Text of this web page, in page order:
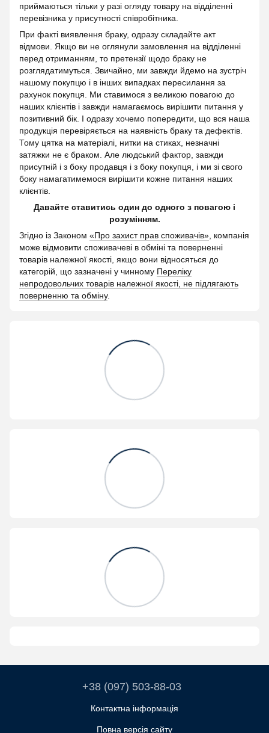
приймаються тільки у разі огляду товару на відділенні
перевізника у присутності співробітника.
При факті виявлення браку, одразу складайте акт
відмови. Якщо ви не оглянули замовлення на відділенні
перед отриманням, то претензії щодо браку не
розглядатимуться. Звичайно, ми завжди йдемо на зустріч
нашому покупцю і в інших випадках пересилання за
рахунок покупця. Ми ставимося з великою повагою до
наших клієнтів і завжди намагаємось вирішити питання у
позитивний бік. І одразу хочемо попередити, що вся наша
продукція перевіряється на наявність браку та дефектів.
Тому цятка на матеріалі, нитки на стиках, незначні
затяжки не є браком. Але людський фактор, завжди
присутній і з боку продавця і з боку покупця, і ми зі свого
боку намагатимемося вирішити кожне питання наших
клієнтів.
Давайте ставитись один до одного з повагою і
розумінням.
Згідно із Законом «Про захист прав споживачів» , компанія
може відмовити споживачеві в обміні та поверненні
товарів належної якості, якщо вони відносяться до
категорій, що зазначені у чинному Переліку
непродовольчих товарів належної якості, не підлягають
поверненню та обміну.
+38 (097) 503-88-03
Контактна інформація
Повна версія сайту